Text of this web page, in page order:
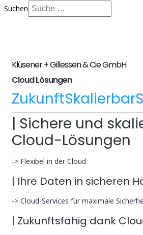
Suchen
Klüsener + Gillessen & Cie GmbH
Cloud Lösungen
ZukunftSkalierbar
| Sichere und
Cloud-Lösungen
-> Flexibel in der Cloud
| Ihre Daten in sicheren
-> Cloud-Services für maximale
| Zukunftsfähig dank